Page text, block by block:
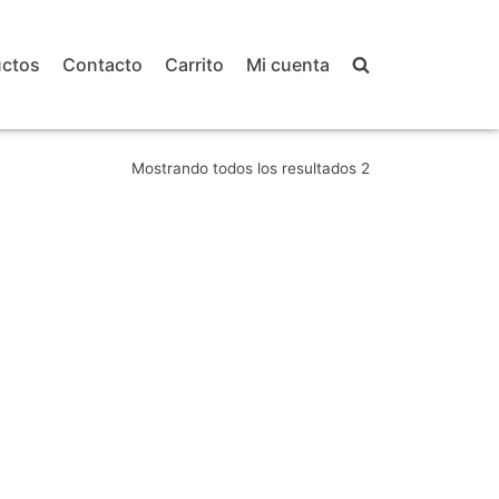
Contacto Carrito Mi cuenta
Mostrando todos los resultados 2